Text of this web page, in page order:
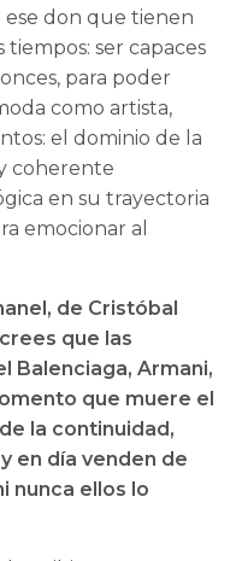
don que tienen
ser capaces
para poder
como artista,
el dominio de la
coherente
en su trayectoria
emocionar al
de Cristóbal
que las
Balenciaga, Armani,
que muere el
la continuidad,
en día venden de
nunca ellos lo